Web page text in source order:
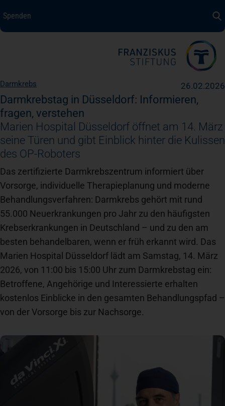
Spenden
Spenden
Medizin + Pflege
Patientensicherheit
Karriere
Newsroom
News
Veranstaltungen
Anfahrt + Parken
Darmkrebs 26.02.2026
Darmkrebstag in Düsseldorf: Informieren,
fragen, verstehen
Marien Hospital Düsseldorf öffnet am 14. März
seine Türen und gibt Einblick hinter die Kulissen
des OP-Roboters
Das zertifizierte Darmkrebszentrum informiert über
Vorsorge, individuelle Therapieplanung und moderne
Behandlungsverfahren: Darmkrebs gehört mit rund
55.000 Neuerkrankungen pro Jahr zu den häufigsten
Krebserkrankungen in Deutschland – und zu den am
besten behandelbaren, wenn er früh erkannt wird. Das
Marien Hospital Düsseldorf lädt am Samstag, 14. März
2026, von 11:00 bis 15:00 Uhr zum Darmkrebstag ein:
Betroffene, Angehörige und Interessierte erhalten
kostenlos Einblicke in den gesamten Behandlungspfad –
von der Vorsorge bis zur Nachsorge.